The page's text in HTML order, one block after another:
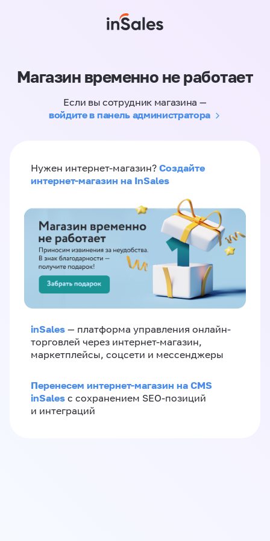
Магазин временно не работает
Если вы сотрудник магазина —
войдите в панель администратора
Нужен интернет-магазин? Создайте
интернет-магазин на InSales
inSales — платформа управления онлайн-
торговлей через интернет-магазин,
маркетплейсы, соцсети и мессенджеры
Перенесем интернет-магазин на CMS
inSales с сохранением SEO-позиций
и интеграций